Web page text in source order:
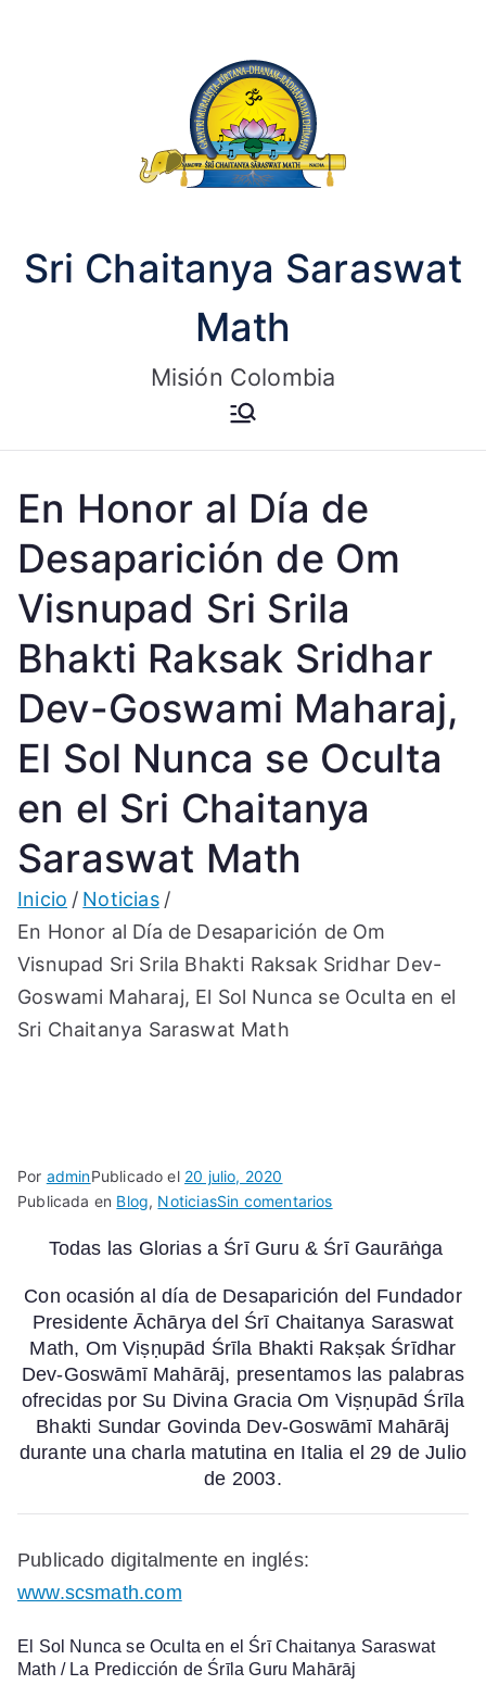
Sri Chaitanya Saraswat
Math
Misión Colombia
En Honor al Día de
Desaparición de Om
Visnupad Sri Srila
Bhakti Raksak Sridhar
Dev-Goswami Maharaj,
El Sol Nunca se Oculta
en el Sri Chaitanya
Saraswat Math
Inicio
Noticias
En Honor al Día de Desaparición de Om
Visnupad Sri Srila Bhakti Raksak Sridhar Dev-
Goswami Maharaj, El Sol Nunca se Oculta en el
Sri Chaitanya Saraswat Math
Por adminPublicado el 20 julio, 2020
Publicada en Blog, NoticiasSin comentariosen
Honor
Día
de
Desaparición
de
Om
Visnupad
Sri
El
Sol
Todas las Glorias a Śrī Guru & Śrī Gaurāṅga
Con ocasión al día de Desaparición del Fundador
Presidente Āchārya del Śrī Chaitanya Saraswat
Math, Om Viṣṇupād Śrīla Bhakti Rakṣak Śrīdhar
Dev-Goswāmī Mahārāj, presentamos las palabras
ofrecidas por Su Divina Gracia Om Viṣṇupād Śrīla
Bhakti Sundar Govinda Dev-Goswāmī Mahārāj
durante una charla matutina en Italia el 29 de Julio
de 2003.
Publicado digitalmente en inglés:
www.scsmath.com
El Sol Nunca se Oculta en el Śrī Chaitanya Saraswat
Math / La Predicción de Śrīla Guru Mahārāj